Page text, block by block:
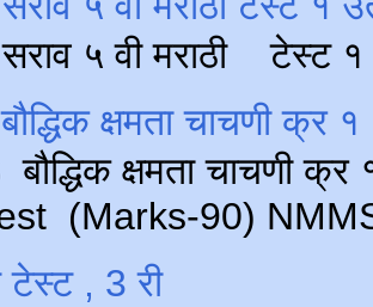
सराव ५ वी मराठी टेस्ट
क्षमता चाचणी क्र
क्षमता चाचणी
(Marks-90) NMMS
, 3 री